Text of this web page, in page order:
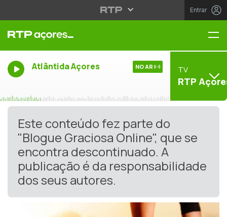
Entrar
Atlântida Açores NO AR TV
RTP
Este conteúdo fez parte do
"Blogue Graciosa Online", que se
encontra descontinuado. A
publicação é da responsabilidade
dos seus autores.